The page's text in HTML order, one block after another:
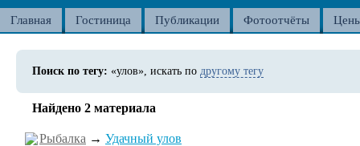
Главная Гостиница Публикации Фотоотчёты
Поиск по тегу: «улов», искать по другому тегу
Найдено 2 материала
Рыбалка → Удачный улов